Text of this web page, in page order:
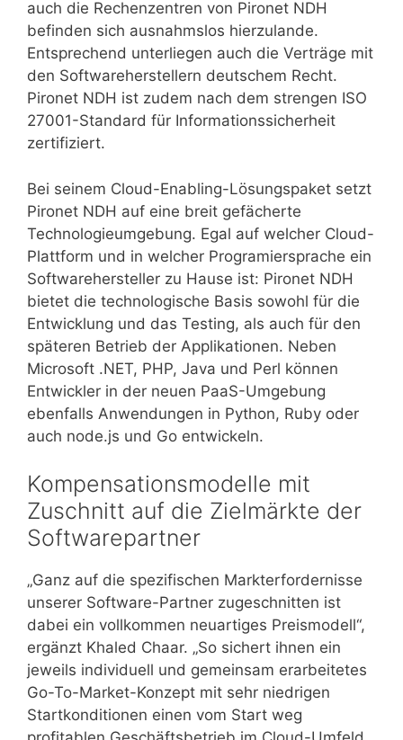
auch die Rechenzentren von Pironet NDH
befinden sich ausnahmslos hierzulande.
Entsprechend unterliegen auch die Verträge mit
den Softwareherstellern deutschem Recht.
Pironet NDH ist zudem nach dem strengen ISO
27001-Standard für Informationssicherheit
zertifiziert.
Bei seinem Cloud-Enabling-Lösungspaket setzt
Pironet NDH auf eine breit gefächerte
Technologieumgebung. Egal auf welcher Cloud-
Plattform und in welcher Programiersprache ein
Softwarehersteller zu Hause ist: Pironet NDH
bietet die technologische Basis sowohl für die
Entwicklung und das Testing, als auch für den
späteren Betrieb der Applikationen. Neben
Microsoft .NET, PHP, Java und Perl können
Entwickler in der neuen PaaS-Umgebung
ebenfalls Anwendungen in Python, Ruby oder
auch node.js und Go entwickeln.
Kompensationsmodelle mit
Zuschnitt auf die Zielmärkte der
Softwarepartner
„Ganz auf die spezifischen Markterfordernisse
unserer Software-Partner zugeschnitten ist
dabei ein vollkommen neuartiges Preismodell“,
ergänzt Khaled Chaar. „So sichert ihnen ein
jeweils individuell und gemeinsam erarbeitetes
Go-To-Market-Konzept mit sehr niedrigen
Startkonditionen einen vom Start weg